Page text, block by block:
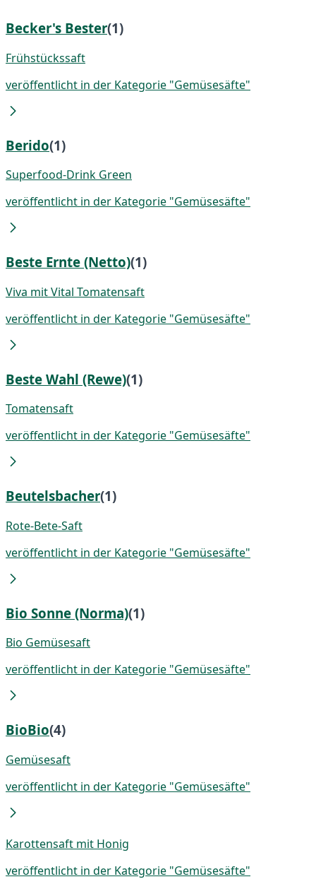
Becker's Bester(1)
Frühstückssaft
veröffentlicht in der Kategorie "Gemüsesäfte"
Berido(1)
Superfood-Drink Green
veröffentlicht in der Kategorie "Gemüsesäfte"
Beste Ernte (Netto)(1)
Viva mit Vital Tomatensaft
veröffentlicht in der Kategorie "Gemüsesäfte"
Beste Wahl (Rewe)(1)
Tomatensaft
veröffentlicht in der Kategorie "Gemüsesäfte"
Beutelsbacher(1)
Rote-Bete-Saft
veröffentlicht in der Kategorie "Gemüsesäfte"
Bio Sonne (Norma)(1)
Bio Gemüsesaft
veröffentlicht in der Kategorie "Gemüsesäfte"
BioBio(4)
Gemüsesaft
veröffentlicht in der Kategorie "Gemüsesäfte"
Karottensaft mit Honig
veröffentlicht in der Kategorie "Gemüsesäfte"